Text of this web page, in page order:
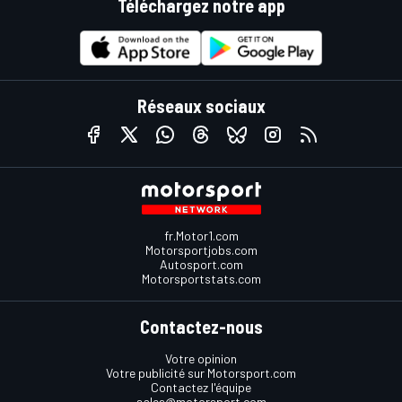
Téléchargez notre app
Réseaux sociaux
fr.Motor1.com
Motorsportjobs.com
Autosport.com
Motorsportstats.com
Contactez-nous
Votre opinion
Votre publicité sur Motorsport.com
Contactez l'équipe